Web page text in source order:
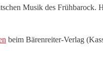
Musik des Frühbarock.
beim Bärenreiter-Verlag